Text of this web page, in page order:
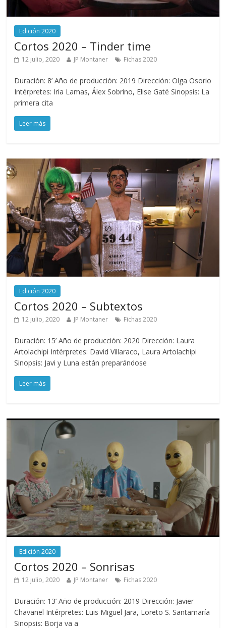
Edición 2020
Cortos 2020 – Tinder time
12 julio, 2020 JP Montaner Fichas 2020
Duración: 8’ Año de producción: 2019 Dirección: Olga Osorio
Intérpretes: Iria Lamas, Álex Sobrino, Elise Gaté Sinopsis: La
primera cita
Leer más
Edición 2020
Cortos 2020 – Subtextos
12 julio, 2020 JP Montaner Fichas 2020
Duración: 15’ Año de producción: 2020 Dirección: Laura
Artolachipi Intérpretes: David Villaraco, Laura Artolachipi
Sinopsis: Javi y Luna están preparándose
Leer más
Edición 2020
Cortos 2020 – Sonrisas
12 julio, 2020 JP Montaner Fichas 2020
Duración: 13’ Año de producción: 2019 Dirección: Javier
Chavanel Intérpretes: Luis Miguel Jara, Loreto S. Santamaría
Sinopsis: Borja va a